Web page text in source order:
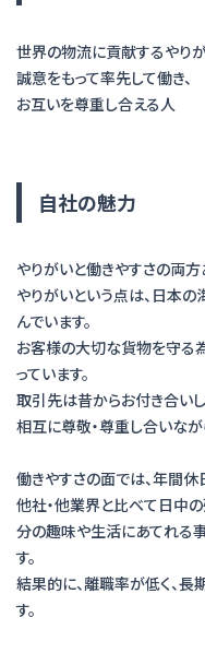
世界の物流に貢献するやりが
誠意をもって率先して働き、
お互いを尊重し合える人
自社の魅力
やりがいと働きやすさの両方
やりがいという点は、日本
んでいます。
お客様の大切な貨物を守る
っています。
取引先は昔からお付き合い
相互に尊敬・尊重し合いな
働きやすさの面では、年間
他社・他業界と比べて日中
分の趣味や生活にあてれる
す。
結果的に、離職率が低く、
す。